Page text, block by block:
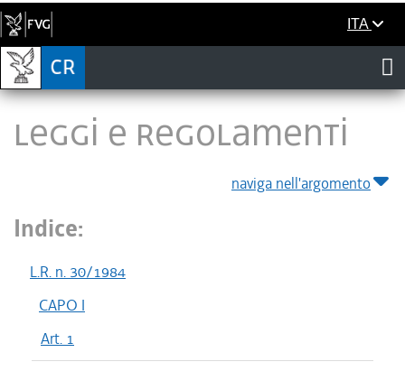
ITA
LEGGI E REGOLAMENTI
naviga nell'argomento
Indice:
L.R. n. 30/1984
CAPO I
Art. 1